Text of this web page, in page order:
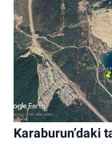
Karaburun’daki